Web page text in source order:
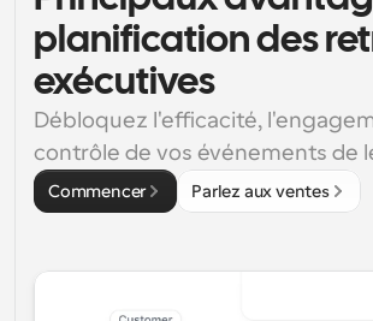
planification des
exécutives
Débloquez l'efficacité,
contrôle de vos événements de
Commencer Parlez aux ventes